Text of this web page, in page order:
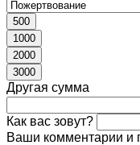
500
1000
2000
3000
Другая сумма
Как вас зовут?
Ваши комментарии и